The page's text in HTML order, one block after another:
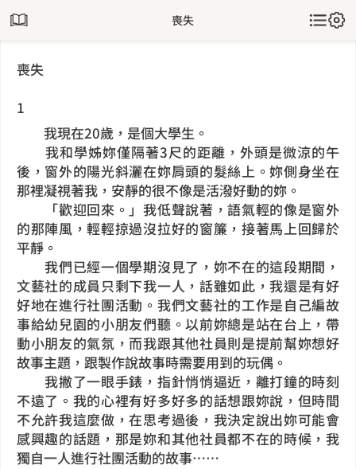
喪失
喪失
1
我現在20歲，是個大學生。
我和學姊妳僅隔著3尺的距離，外頭是微涼的午
後，窗外的陽光斜灑在妳肩頭的髮絲上。妳側身坐在
那裡凝視著我，安靜的很不像是活潑好動的妳。
「歡迎回來。」我低聲說著，語氣輕的像是窗外
的那陣風，輕輕掠過沒拉好的窗簾，接著馬上回歸於
平靜。
我們已經一個學期沒見了，妳不在的這段期間，
文藝社的成員只剩下我一人，話雖如此，我還是有好
好地在進行社團活動。我們文藝社的工作是自己編故
事給幼兒園的小朋友們聽。以前妳總是站在台上，帶
動小朋友的氣氛，而我跟其他社員則是提前幫妳想好
故事主題，跟製作說故事時需要用到的玩偶。
我撇了一眼手錶，指針悄悄逼近，離打鐘的時刻
不遠了。我的心裡有好多好多的話想跟妳說，但時間
不允許我這麼做，在思考過後，我決定說出妳可能會
感興趣的話題，那是妳和其他社員都不在的時候，我
獨自一人進行社團活動的故事……